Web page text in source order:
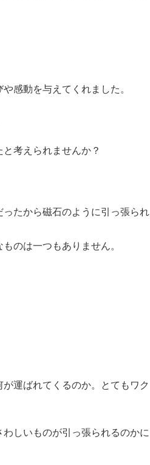
感動を与えてくれました。
考えられませんか？
たから磁石のように引っ張られ
のは一つもありません。
運ばれてくるのか。とてもワク
しいものが引っ張られるのかに